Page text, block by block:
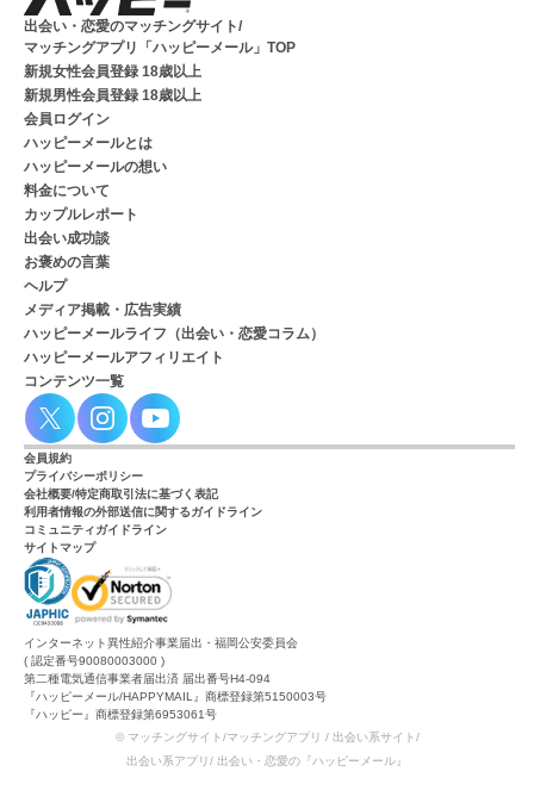
出会い・恋愛のマッチングサイト/
マッチングアプリ「ハッピーメール」TOP
新規女性会員登録 18歳以上
新規男性会員登録 18歳以上
会員ログイン
ハッピーメールとは
ハッピーメールの想い
料金について
カップルレポート
出会い成功談
お褒めの言葉
ヘルプ
メディア掲載・広告実績
ハッピーメールライフ（出会い・恋愛コラム）
ハッピーメールアフィリエイト
コンテンツ一覧
会員規約
プライバシーポリシー
会社概要/特定商取引法に基づく表記
利用者情報の外部送信に関するガイドライン
コミュニティガイドライン
サイトマップ
インターネット異性紹介事業届出・福岡公安委員会
( 認定番号90080003000 )
第二種電気通信事業者届出済 届出番号H4-094
『ハッピーメール/HAPPYMAIL』商標登録第5150003号
『ハッピー』商標登録第6953061号
© マッチングサイト/マッチングアプリ / 出会い系サイト/
出会い系アプリ/ 出会い・恋愛の『ハッピーメール』